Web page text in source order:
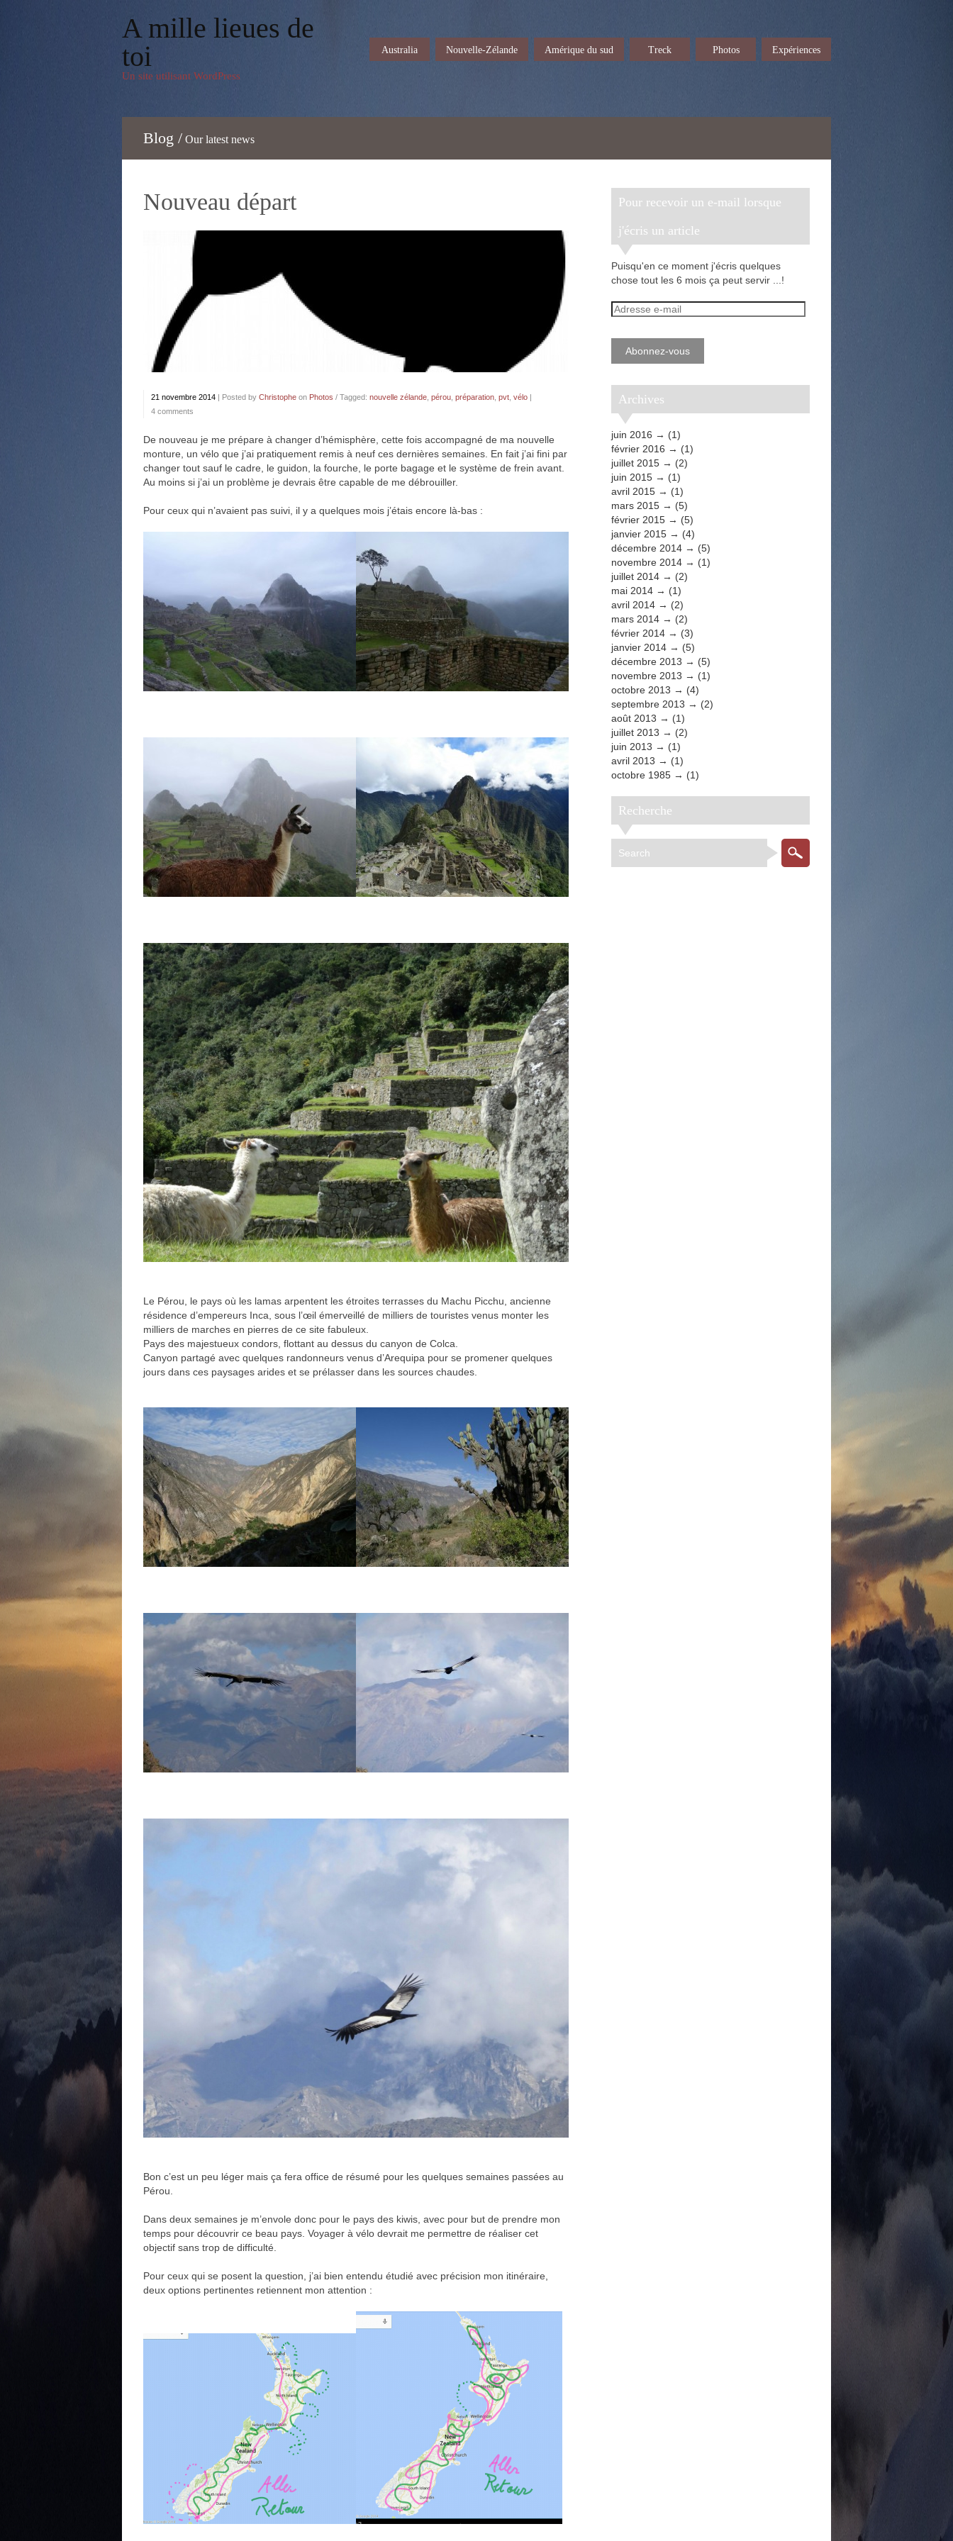
Australia Nouvelle-Zélande Amérique du sud Treck Photos Expériences
A mille lieues de
toi
Un site utilisant WordPress
Blog / Our latest news
Nouveau départ
21 novembre 2014 | Posted by Christophe on Photos / Tagged: nouvelle zélande pérou préparation pvt vélo |
4 comments
De nouveau je me prépare à changer d’hémisphère, cette fois accompagné de ma nouvelle
monture, un vélo que j’ai pratiquement remis à neuf ces dernières semaines. En fait j’ai fini par
changer tout sauf le cadre, le guidon, la fourche, le porte bagage et le système de frein avant.
Au moins si j’ai un problème je devrais être capable de me débrouiller.
Pour ceux qui n’avaient pas suivi, il y a quelques mois j’étais encore là-bas :
Le Pérou, le pays où les lamas arpentent les étroites terrasses du Machu Picchu, ancienne
résidence d’empereurs Inca, sous l’œil émerveillé de milliers de touristes venus monter les
milliers de marches en pierres de ce site fabuleux.
Pays des majestueux condors, flottant au dessus du canyon de Colca.
Canyon partagé avec quelques randonneurs venus d’Arequipa pour se promener quelques
jours dans ces paysages arides et se prélasser dans les sources chaudes.
Bon c’est un peu léger mais ça fera office de résumé pour les quelques semaines passées au
Pérou.
Dans deux semaines je m’envole donc pour le pays des kiwis, avec pour but de prendre mon
temps pour découvrir ce beau pays. Voyager à vélo devrait me permettre de réaliser cet
objectif sans trop de difficulté.
Pour ceux qui se posent la question, j’ai bien entendu étudié avec précision mon itinéraire,
deux options pertinentes retiennent mon attention :
Pour recevoir un e-mail lorsque
j'écris un article
Puisqu'en ce moment j'écris quelques
chose tout les 6 mois ça peut servir ...!
Adresse
mail
Abonnez-vous
Archives
juin 2016
(1)
février 2016
(1)
juillet 2015
(2)
juin 2015
(1)
avril 2015
(1)
mars 2015
(5)
février 2015
(5)
janvier 2015
(4)
décembre 2014
(5)
novembre 2014
(1)
juillet 2014
(2)
mai 2014
(1)
avril 2014
(2)
mars 2014
(2)
février 2014
(3)
janvier 2014
(5)
décembre 2013
(5)
novembre 2013
(1)
octobre 2013
(4)
septembre 2013
(2)
août 2013
(1)
juillet 2013
(2)
juin 2013
(1)
avril 2013
(1)
octobre 1985
(1)
Recherche